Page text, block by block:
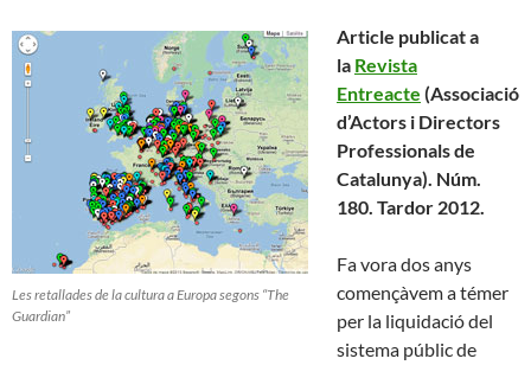
Les retallades de la cultura a Europa segons “The
Guardian”
Article publicat a
la Revista
Entreacte (Associació
d’Actors i Directors
Professionals de
Catalunya). Núm.
180. Tardor 2012.
Fa vora dos anys
començàvem a témer
per la liquidació del
sistema públic de